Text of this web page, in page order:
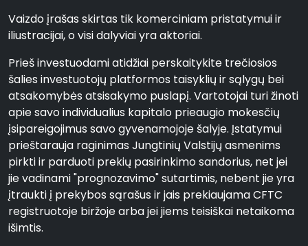
Vaizdo įrašas skirtas tik komerciniam pristatymui ir
iliustracijai, o visi dalyviai yra aktoriai.
Prieš investuodami atidžiai perskaitykite trečiosios
šalies investuotojų platformos taisyklių ir sąlygų bei
atsakomybės atsisakymo puslapį. Vartotojai turi žinoti
apie savo individualius kapitalo prieaugio mokesčių
įsipareigojimus savo gyvenamojoje šalyje. Įstatymui
prieštarauja raginimas Jungtinių Valstijų asmenims
pirkti ir parduoti prekių pasirinkimo sandorius, net jei
jie vadinami "prognozavimo" sutartimis, nebent jie yra
įtraukti į prekybos sąrašus ir jais prekiaujama CFTC
registruotoje biržoje arba jei jiems teisiškai netaikoma
išimtis.